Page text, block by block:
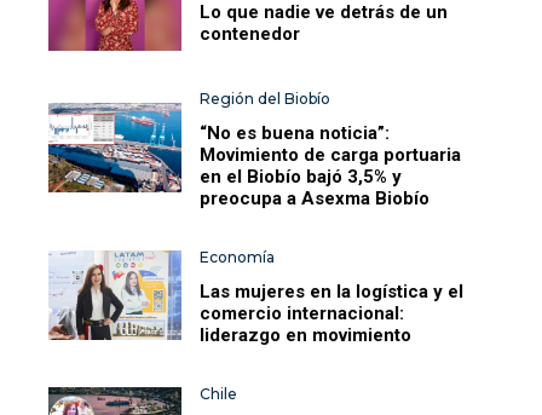
Lo que nadie ve detrás de un
contenedor
Región del Biobío
“No es buena noticia”:
Movimiento de carga portuaria
en el Biobío bajó 3,5% y
preocupa a Asexma Biobío
Economía
Las mujeres en la logística y el
comercio internacional:
liderazgo en movimiento
Chile